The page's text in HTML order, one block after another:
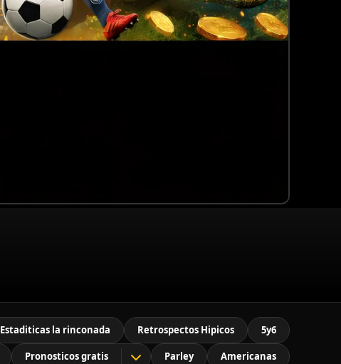
Estaditicas la rinconada Retrospectos Hipicos 5y6
Pronosticos gratis Parley Americanas